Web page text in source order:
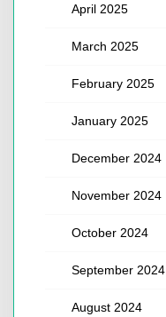
April 2025
March 2025
February 2025
January 2025
December 2024
November 2024
October 2024
September 2024
August 2024